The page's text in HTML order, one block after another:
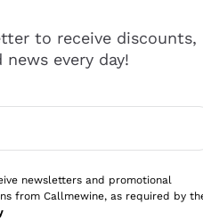
alternative che
to receive discounts,
every day!
newsletters and promotional
from Callmewine, as required by